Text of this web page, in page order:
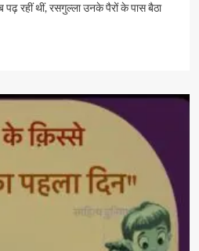
पढ़ रहीं थीं, रसगुल्ला उनके पैरों के पास बैठा